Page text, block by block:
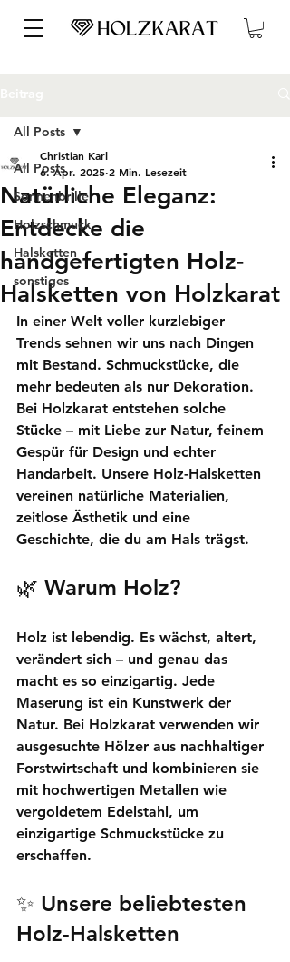
All Posts
Sonnenbrille
Holzschmuck
Halsketten
sonstiges
All Posts
Natürliche Eleganz:
Entdecke die
handgefertigten Holz-
Halsketten von Holzkarat
Christian Karl
6. Apr. 2025 2 Min. Lesezeit
In einer Welt voller kurzlebiger
Trends sehnen wir uns nach Dingen
mit Bestand. Schmuckstücke, die
mehr bedeuten als nur Dekoration.
Bei Holzkarat entstehen solche
Stücke – mit Liebe zur Natur, feinem
Gespür für Design und echter
Handarbeit. Unsere Holz-Halsketten
vereinen natürliche Materialien,
zeitlose Ästhetik und eine
Geschichte, die du am Hals trägst.
🌿 Warum Holz?
Holz ist lebendig. Es wächst, altert,
verändert sich – und genau das
macht es so einzigartig. Jede
Maserung ist ein Kunstwerk der
Natur. Bei Holzkarat verwenden wir
ausgesuchte Hölzer aus nachhaltiger
Forstwirtschaft und kombinieren sie
mit hochwertigen Metallen wie
vergoldetem Edelstahl, um
einzigartige Schmuckstücke zu
erschaffen.
✨ Unsere beliebtesten
Holz-Halsketten